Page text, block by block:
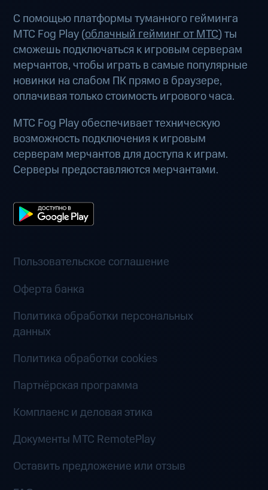
С помощью платформы туманного гейминга
МТС Fog Play (облачный гейминг от МТС) ты
сможешь подключаться к игровым серверам
мерчантов, чтобы играть в самые популярные
новинки на слабом ПК прямо в браузере,
оплачивая только стоимость игрового часа.
МТС Fog Play обеспечивает техническую
возможность подключения к игровым
серверам мерчантов для доступа к играм.
Серверы предоставляются мерчантами.
Пользовательское соглашение
Оферта банка
Политика обработки персональных
данных
Политика обработки cookies
Партнёрская программа
Комплаенс и деловая этика
Документы MTC RemotePlay
Оставить предложение или отзыв